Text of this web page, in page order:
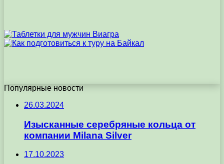
Популярные новости
26.03.2024
Изысканные серебряные кольца от
компании Milana Silver
17.10.2023